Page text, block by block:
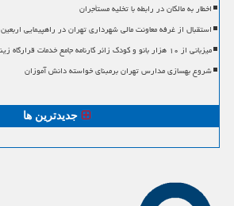
اخطار به مالکان در رابطه با تخلیه مستأجران
استقبال از غرفه معاونت مالی شهرداری تهران در راهپیمایی اربعین
میزبانی از ۱۰ هزار بانو و کودک زائر کارنامه جامع خدمات قرارگاه زینبیه
شروع بهسازی مدارس تهران برمبنای خواسته دانش آموزان
جدیدترین ها